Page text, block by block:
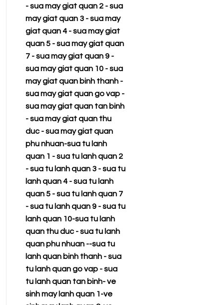
-sua may giat quan 2-sua
may giat quan 3-sua may
giat quan 4-sua may giat
quan 5-sua may giat quan
7-sua may giat quan 9-
sua may giat quan 10-sua
may giat quan binh thanh-
sua may giat quan go vap-
sua may giat quan tan binh
-sua may giat quan thu
duc-sua may giat quan
phu nhuan-sua tu lanh
quan 1 -sua tu lanh quan 2
-sua tu lanh quan 3-sua tu
lanh quan 4-sua tu lanh
quan 5-sua tu lanh quan 7
-sua tu lanh quan 9-sua tu
lanh quan 10-sua tu lanh
quan thu duc-sua tu lanh
quan phu nhuan--sua tu
lanh quan binh thanh-sua
tu lanh quan go vap-sua
tu lanh quan tan binh-ve
sinh may lanh quan 1-ve